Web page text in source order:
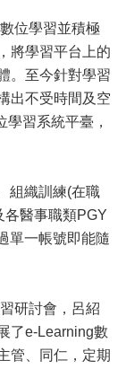
位學習並積極
將學習平台上的
。至今針對學習
出不受時間及空
習系統平臺，
組織訓練(在職
各醫事職類PGY
單一帳號即能隨
研討會，呂紹
了e-Learning數
管、同仁，定期